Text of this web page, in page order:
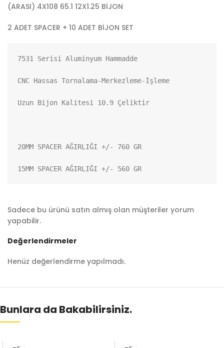
(ARASI) 4X108 65.1 12X1.25 BİJON
2 ADET SPACER + 10 ADET BİJON SET
7531 Serisi Aluminyum Hammadde
CNC Hassas Tornalama-Merkezleme-İşleme
Uzun Bijon Kalitesi 10.9 Çeliktir
20MM SPACER AĞIRLIĞI +/- 760 GR
15MM SPACER AĞIRLIĞI +/- 560 GR
Değerlendirmeler
Henüz değerlendirme yapılmadı.
Sadece bu ürünü satın almış olan müşteriler yorum
yapabilir.
Bunlara da Bakabilirsiniz.